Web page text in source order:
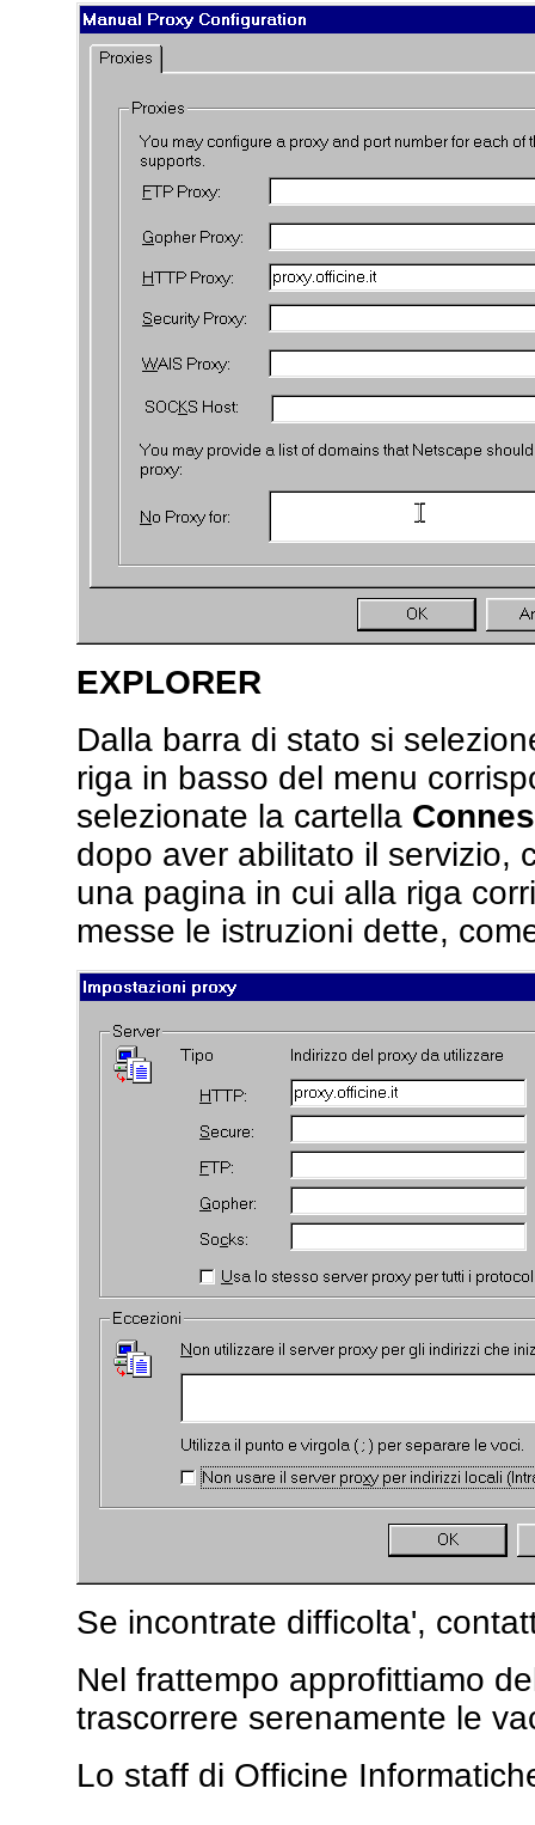
EXPLORER
Dalla barra di stato si
riga in basso del menu
selezionate la cartella
dopo aver abilitato il servizio,
una pagina in cui alla riga
messe le istruzioni dette,
Se incontrate difficolta',
Nel frattempo approfittiamo
trascorrere serenamente le
Lo staff di Officine